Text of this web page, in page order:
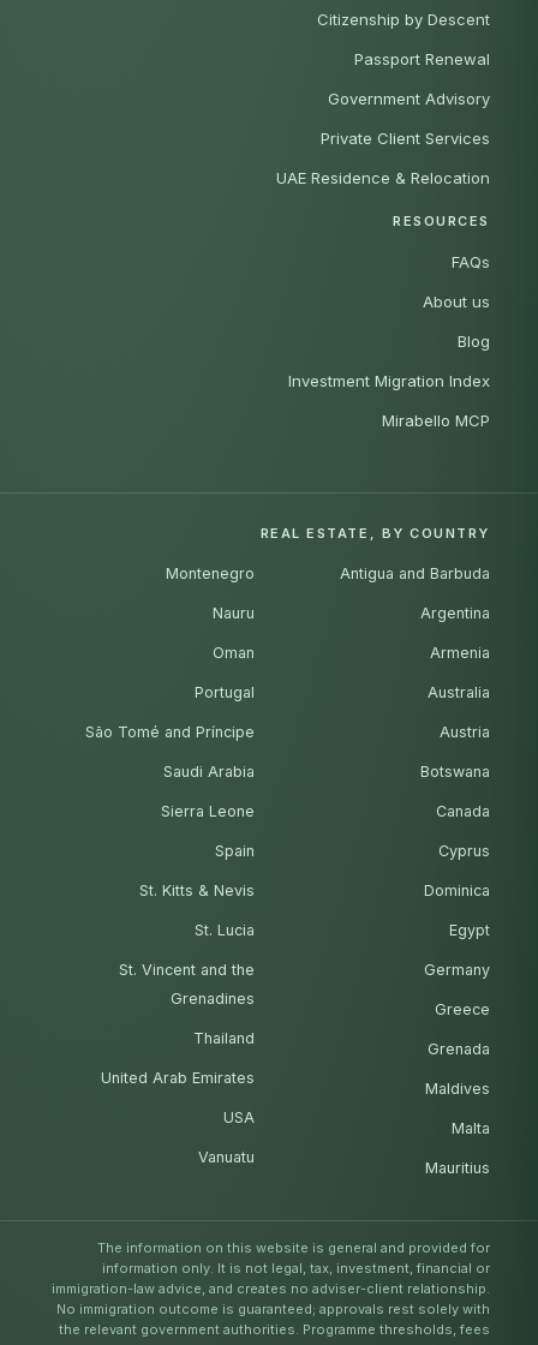
Citizenship by Descent
Passport Renewal
Government Advisory
Private Client Services
UAE Residence & Relocation
RESOURCES
FAQs
About us
Blog
Investment Migration Index
Mirabello MCP
REAL ESTATE, BY COUNTRY
Antigua and Barbuda
Argentina
Armenia
Australia
Austria
Botswana
Canada
Cyprus
Dominica
Egypt
Germany
Greece
Grenada
Maldives
Malta
Mauritius
Montenegro
Nauru
Oman
Portugal
São Tomé and Príncipe
Saudi Arabia
Sierra Leone
Spain
St. Kitts & Nevis
St. Lucia
St. Vincent and the
Grenadines
Thailand
United Arab Emirates
USA
Vanuatu
The information on this website is general and provided for
information only. It is not legal, tax, investment, financial or
immigration-law advice, and creates no adviser-client relationship.
No immigration outcome is guaranteed; approvals rest solely with
the relevant government authorities. Programme thresholds, fees